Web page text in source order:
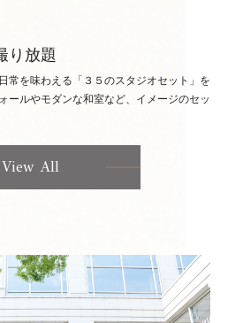
り放題
常を味わえる「３５のスタジオセット」を
ールやモダンな和室など、イメージのセッ
View All